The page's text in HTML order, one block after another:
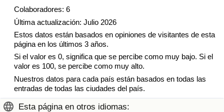
Colaboradores: 6
Última actualización: Julio 2026
Estos datos están basados en opiniones de visitantes de esta
página en los últimos 3 años.
Si el valor es 0, significa que se percibe como muy bajo. Si el
valor es 100, se percibe como muy alto.
Nuestros datos para cada país están basados en todas las
entradas de todas las ciudades del país.
Esta página en otros idiomas:
Índice de Sanidad (Actual)
Índice de Sanidad
Índice de Sanidad por País
Contaminación